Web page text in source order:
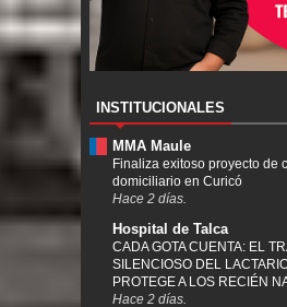
INSTITUCIONALES
MMA Maule
Finaliza exitoso proyecto de
domiciliario en Curicó
Hace 2 días.
Hospital de Talca
CADA GOTA CUENTA: EL
SILENCIOSO DEL
PROTEGE A LOS RECIÉN
Hace 2 días.